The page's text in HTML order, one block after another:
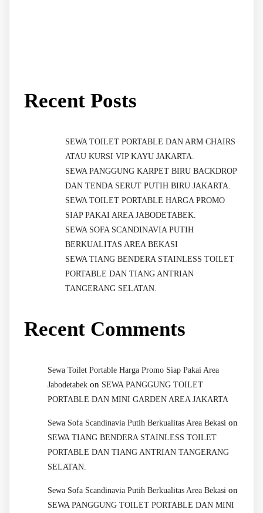
Recent Posts
SEWA TOILET PORTABLE DAN ARM CHAIRS
ATAU KURSI VIP KAYU JAKARTA.
SEWA PANGGUNG KARPET BIRU BACKDROP
DAN TENDA SERUT PUTIH BIRU JAKARTA.
SEWA TOILET PORTABLE HARGA PROMO
SIAP PAKAI AREA JABODETABEK.
SEWA SOFA SCANDINAVIA PUTIH
BERKUALITAS AREA BEKASI
SEWA TIANG BENDERA STAINLESS TOILET
PORTABLE DAN TIANG ANTRIAN
TANGERANG SELATAN.
Recent Comments
Sewa Toilet Portable Harga Promo Siap Pakai Area
Jabodetabek on SEWA PANGGUNG TOILET
PORTABLE DAN MINI GARDEN AREA JAKARTA
Sewa Sofa Scandinavia Putih Berkualitas Area Bekasi on
SEWA TIANG BENDERA STAINLESS TOILET
PORTABLE DAN TIANG ANTRIAN TANGERANG
SELATAN.
Sewa Sofa Scandinavia Putih Berkualitas Area Bekasi on
SEWA PANGGUNG TOILET PORTABLE DAN MINI